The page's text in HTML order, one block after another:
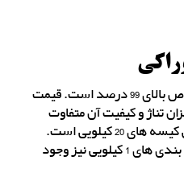
سنگ با خلوص بالای 99 درصد است. قیمت
تناژ و کیفیت آن متفاوت
است. بسته بندی نمک خوراکی کیسه های 20 کیلویی است.
البته امکان تحویل بار در بسته بندی های 1 کیلویی نیز وجود